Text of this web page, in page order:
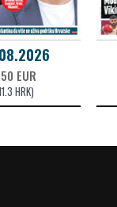
EUR
HRK)